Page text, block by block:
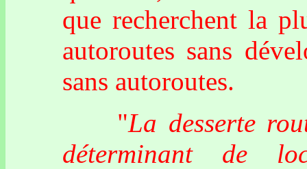
que recherchent la
autoroutes sans
sans autoroutes.
"La desserte
déterminant de